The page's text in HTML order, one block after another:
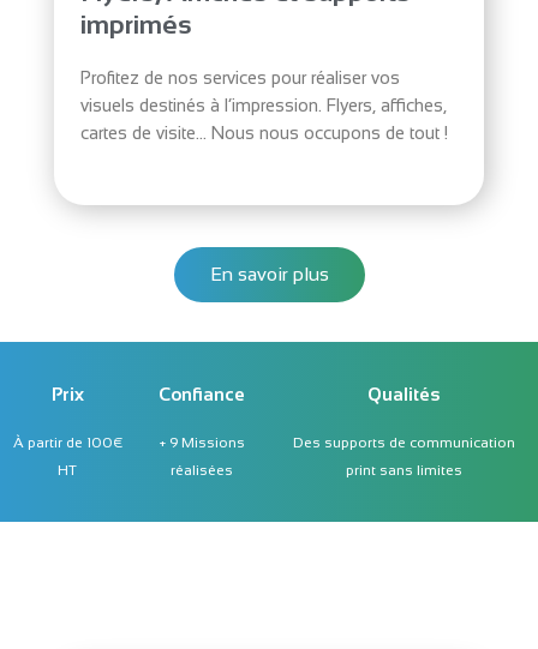
En savoir plus
imprimés
Profitez de nos services pour réaliser vos
visuels destinés à l’impression. Flyers, affiches,
cartes de visite… Nous nous occupons de tout !
Prix
À partir de 100€
HT
Confiance
+ 9 Missions
réalisées
Qualités
Des supports de communication
print sans limites